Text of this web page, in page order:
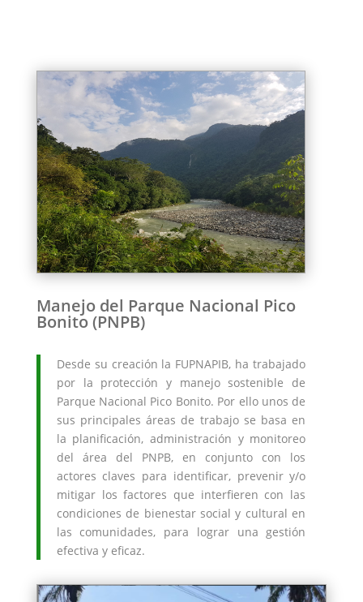
Manejo del Parque Nacional Pico
Bonito (PNPB)
Desde su creación la FUPNAPIB, ha trabajado
por la protección y manejo sostenible de
Parque Nacional Pico Bonito. Por ello unos de
sus principales áreas de trabajo se basa en
la planificación, administración y monitoreo
del área del PNPB, en conjunto con los
actores claves para identificar, prevenir y/o
mitigar los factores que interfieren con las
condiciones de bienestar social y cultural en
las comunidades, para lograr una gestión
efectiva y eficaz.